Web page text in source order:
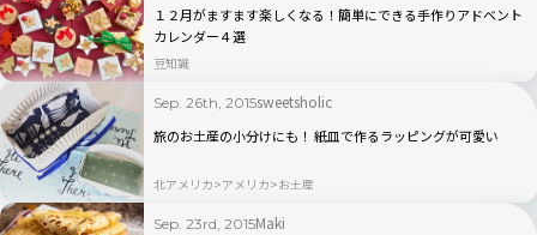
１２月がますます楽しくなる！簡単にできる手作りアドベント
カレンダー４選
豆知識
Sep. 26th, 2015sweetsholic
旅のお土産の小分けにも！ 紙皿で作るラッピングが可愛い
北アメリカ アメリカ お土産
Sep. 23rd, 2015Maki